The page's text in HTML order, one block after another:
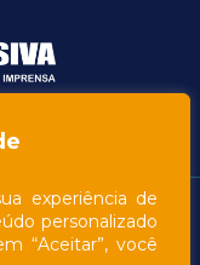
experiência de
personalizado
“Aceitar”, você